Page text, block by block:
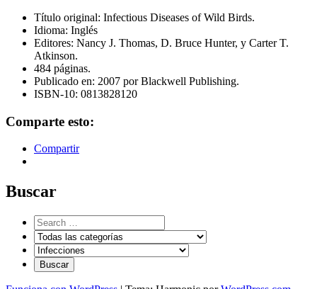
Título original: Infectious Diseases of Wild Birds.
Idioma: Inglés
Editores: Nancy J. Thomas, D. Bruce Hunter, y Carter T.
Atkinson.
484 páginas.
Publicado en: 2007 por Blackwell Publishing.
ISBN-10: 0813828120
Comparte esto:
Compartir
Buscar